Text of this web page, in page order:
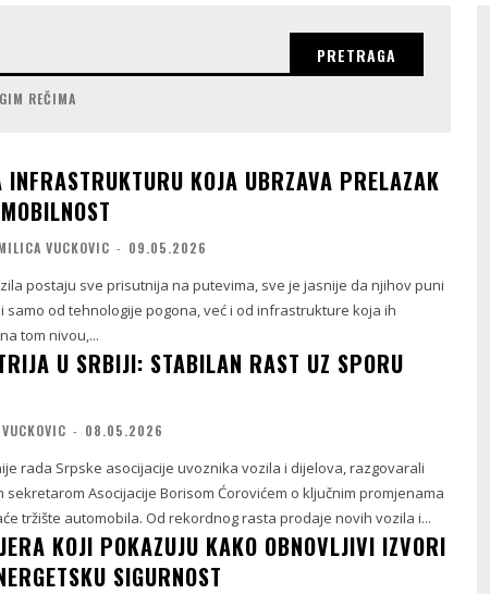
PRETRAGA
REČIMA
KOJA UBRZAVA PRELAZAK
VUCKOVIC - 09.05.2026
postaju sve prisutnija na putevima, sve je jasnije da njihov puni
samo od tehnologije pogona, već i od infrastrukture koja ih
tom nivou,...
U SRBIJI: STABILAN RAST UZ SPORU
- 08.05.2026
rada Srpske asocijacije uvoznika vozila i dijelova, razgovarali
sekretarom Asocijacije Borisom Ćorovićem o ključnim promjenama
tržište automobila. Od rekordnog rasta prodaje novih vozila i...
KOJI POKAZUJU KAKO OBNOVLJIVI IZVORI
SIGURNOST